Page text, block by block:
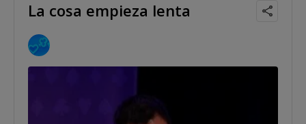
La cosa empieza lenta